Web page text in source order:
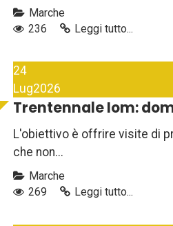
Marche
236
Leggi tutto...
24
Lug2026
Trentennale Iom:
L'obiettivo è offrire visite di
che non...
Marche
269
Leggi tutto...